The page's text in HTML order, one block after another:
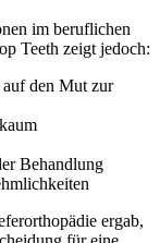
im beruflichen
Teeth zeigt jedoch:
den Mut zur
Behandlung
ergab,